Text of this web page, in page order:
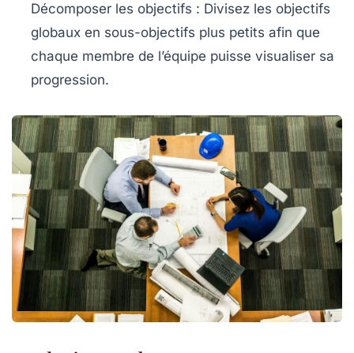
Décomposer les objectifs : Divisez les objectifs
globaux en sous-objectifs plus petits afin que
chaque membre de l’équipe puisse visualiser sa
progression.